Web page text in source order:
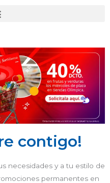
contigo!
necesidades y a tu estilo de
permanentes en